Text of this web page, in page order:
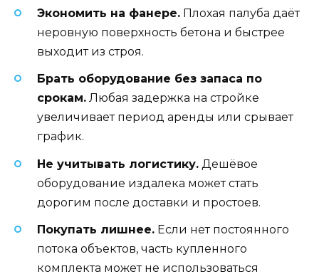
Экономить на фанере. Плохая палуба даёт
неровную поверхность бетона и быстрее
выходит из строя.
Брать оборудование без запаса по
срокам. Любая задержка на стройке
увеличивает период аренды или срывает
график.
Не учитывать логистику. Дешёвое
оборудование издалека может стать
дорогим после доставки и простоев.
Покупать лишнее. Если нет постоянного
потока объектов, часть купленного
комплекта может не использоваться